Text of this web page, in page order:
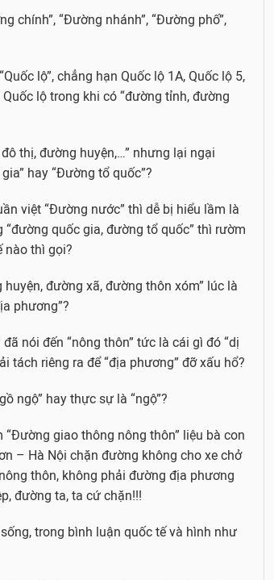
chính”, “Đường nhánh”, “Đường phố”,
lộ”, chẳng hạn Quốc lộ 1A, Quốc lộ 5,
lộ trong khi có “đường tỉnh, đường
thị, đường huyện,…” nhưng lại ngại
hay “Đường tổ quốc”?
việt “Đường nước” thì dễ bị hiểu lầm là
quốc gia, đường tổ quốc” thì rườm
nào thì gọi?
đường xã, đường thôn xóm” lúc là
phương”?
nói đến “nông thôn” tức là cái gì đó “dị
tách riêng ra để “địa phương” đỡ xấu hổ?
ngộ” hay thực sự là “ngộ”?
giao thông nông thôn” liệu bà con
– Hà Nội chặn đường không cho xe chở
thôn, không phải đường địa phương
đường ta, ta cứ chặn!!!
trong bình luận quốc tế và hình như